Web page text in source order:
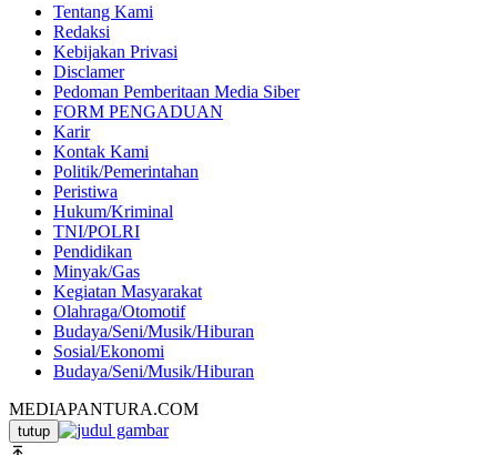
Tentang Kami
Redaksi
Kebijakan Privasi
Disclamer
Pedoman Pemberitaan Media Siber
FORM PENGADUAN
Karir
Kontak Kami
Politik/Pemerintahan
Peristiwa
Hukum/Kriminal
TNI/POLRI
Pendidikan
Minyak/Gas
Kegiatan Masyarakat
Olahraga/Otomotif
Budaya/Seni/Musik/Hiburan
Sosial/Ekonomi
Budaya/Seni/Musik/Hiburan
MEDIAPANTURA.COM
tutup